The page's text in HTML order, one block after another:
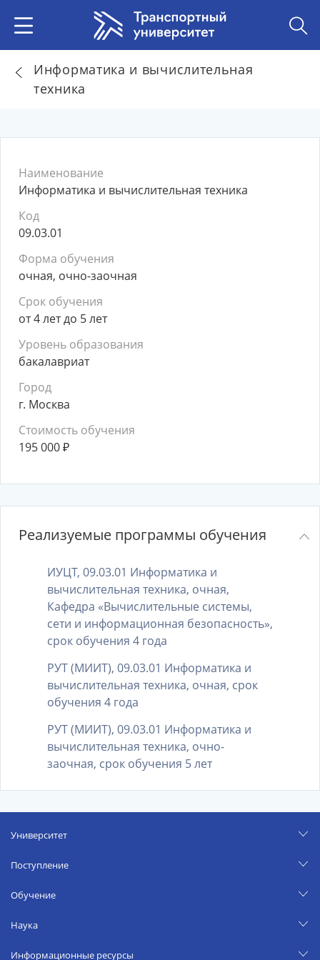
Информатика и вычислительная
техника
Наименование
Информатика и вычислительная техника
Код
09.03.01
Форма обучения
очная, очно-заочная
Срок обучения
от 4 лет до 5 лет
Уровень образования
бакалавриат
Город
г. Москва
Стоимость обучения
195 000₽
Реализуемые программы обучения
ИУЦТ, 09.03.01 Информатика и
вычислительная техника, очная,
Кафедра «Вычислительные системы,
сети и информационная безопасность»,
срок обучения 4 года
РУТ (МИИТ), 09.03.01 Информатика и
вычислительная техника, очная, срок
обучения 4 года
РУТ (МИИТ), 09.03.01 Информатика и
вычислительная техника, очно-
заочная, срок обучения 5 лет
Университет
Поступление
Обучение
Наука
Информационные ресурсы